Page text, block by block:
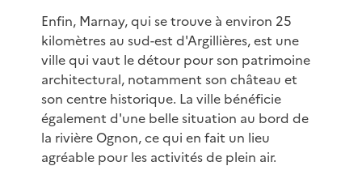
Enfin, Marnay, qui se trouve à environ 25
kilomètres au sud-est d'Argillières, est une
ville qui vaut le détour pour son patrimoine
architectural, notamment son château et
son centre historique. La ville bénéficie
également d'une belle situation au bord de
la rivière Ognon, ce qui en fait un lieu
agréable pour les activités de plein air.